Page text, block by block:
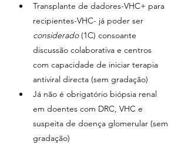
Transplante de dadores-VHC+ para
recipientes-VHC- já poder ser
considerado (1C) consoante
discussão colaborativa e centros
com capacidade de iniciar terapia
antiviral directa (sem gradação)
Já não é obrigatório biópsia renal
em doentes com DRC, VHC e
suspeita de doença glomerular (sem
gradação)